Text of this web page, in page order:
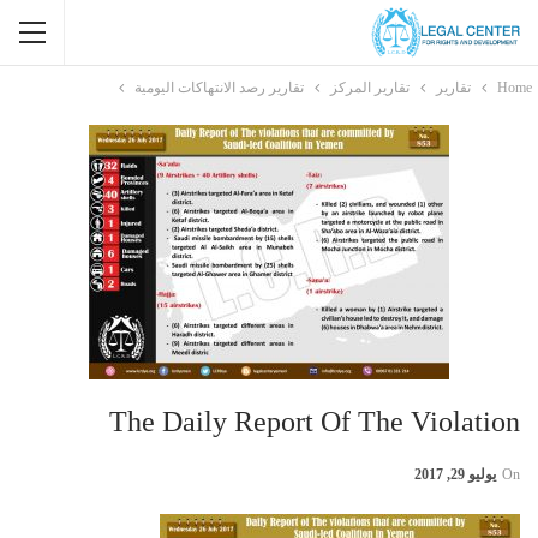
Home تقارير تقارير المركز تقارير رصد الانتهاكات اليومية
The Daily Report Of The Violation
On يوليو 29, 2017